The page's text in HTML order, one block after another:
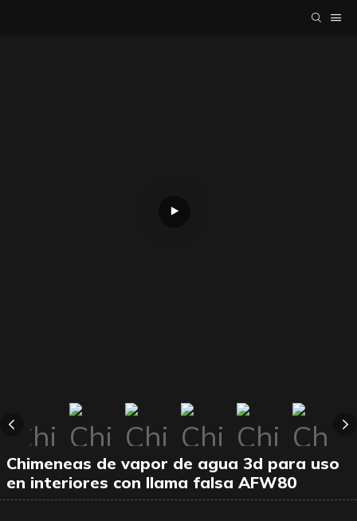
Chimeneas de vapor de agua 3d para uso
en interiores con llama falsa AFW80